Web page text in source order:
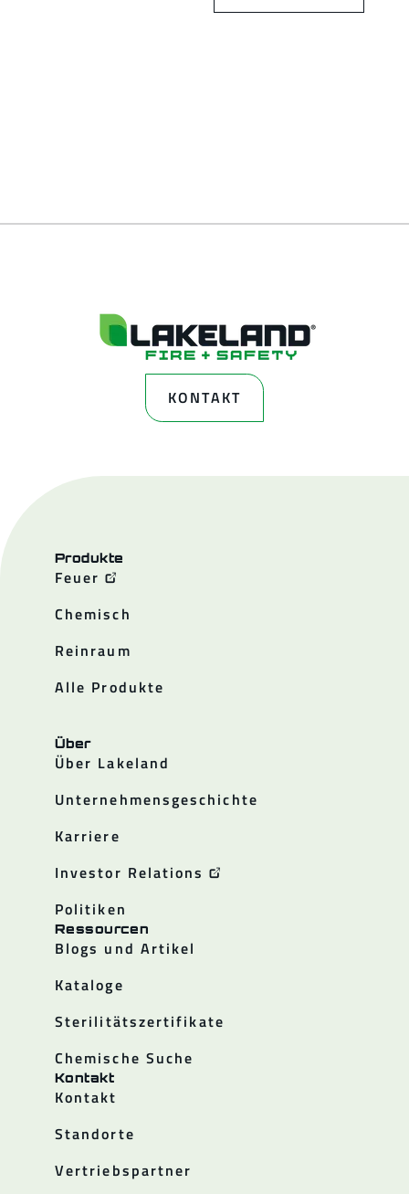
KONTAKT
Produkte
Feuer
Chemisch
Reinraum
Alle Produkte
Über
Über Lakeland
Unternehmensgeschichte
Karriere
Investor Relations
Politiken
Ressourcen
Blogs und Artikel
Kataloge
Sterilitätszertifikate
Chemische Suche
Kontakt
Kontakt
Standorte
Vertriebspartner